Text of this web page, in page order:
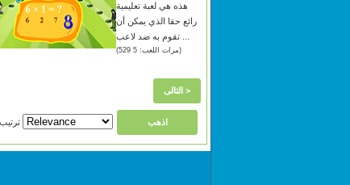
هذه هي لعبة تعليمية
رائع حقا الذي يمكن أن
(مرات اللعب: 5 529)
التالى >